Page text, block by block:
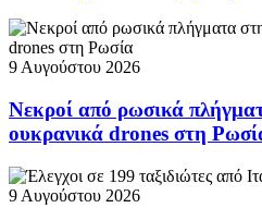
9 Αυγούστου 2026
Νεκροί από ρωσικά
ουκρανικά drones στη
9 Αυγούστου 2026